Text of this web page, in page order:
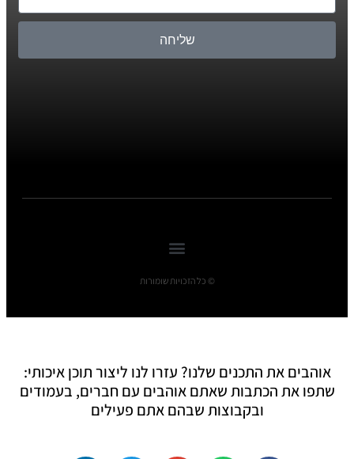
שליחה
© כל הזכויות שומורות
אוהבים את התכנים שלנו? עזרו לנו ליצור תוכן איכותי:
שתפו את הכתבות שאתם אוהבים עם חברים, בעמודים
ובקבוצות שבהם אתם פעילים